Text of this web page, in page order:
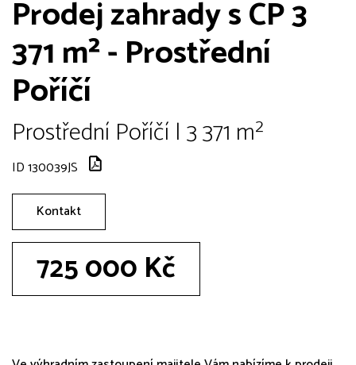
Prodej zahrady s CP 3
371 m² - Prostřední
Poříčí
Prostřední Poříčí | 3 371 m²
ID 130039JS
Kontakt
725 000 Kč